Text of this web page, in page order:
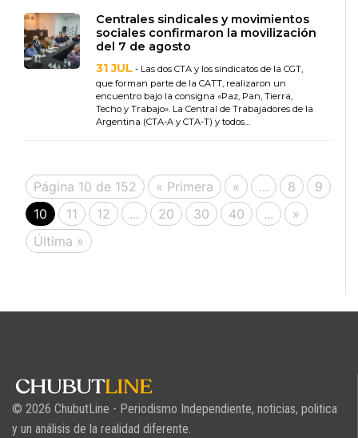
Centrales sindicales y movimientos
sociales confirmaron la movilización
del 7 de agosto
31 JUL - Las dos CTA y los sindicatos de la CGT,
que forman parte de la CATT, realizaron un
encuentro bajo la consigna «Paz, Pan, Tierra,
Techo y Trabajo». La Central de Trabajadores de la
Argentina (CTA-A y CTA-T) y todos...
Página 10 de 152 « Primera « ... 8
9
10
11 12 ... 20 30 40 ...
»
Última »
© 2026 ChubutLine - Periodismo Independiente, noticias, politica
y un análisis de la realidad diferente.